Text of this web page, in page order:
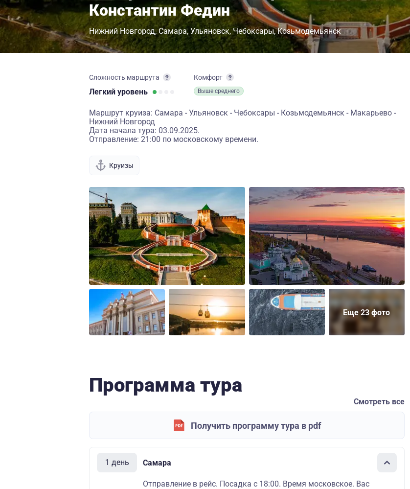
Константин Федин
Нижний Новгород Самара Ульяновск Чебоксары Козьмодемьянск
Сложность маршрута
Легкий уровень
Комфорт
Выше среднего
Маршрут круиза: Самара - Ульяновск - Чебоксары - Козьмодемьянск - Макарьево -
Нижний Новгород
Дата начала тура: 03.09.2025.
Отправление: 21:00 по московскому времени.
Круизы
Еще 23 фото
Программа тура
Смотреть все
Получить программу тура в pdf
1 день Самара
Отправление в рейс. Посадка с 18:00. Время московское. Вас